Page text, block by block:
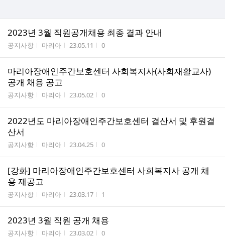
2023년 3월 직원공개채용 최종 결과 안내
게시판명
공지사항 작성자
마리아 작성시간
23.05.11 조회수
0
마리아장애인주간보호센터 사회복지사(사회재활교사)
공개 채용 공고
게시판명
공지사항 작성자
마리아 작성시간
23.05.02 조회수
0
2022년도 마리아장애인주간보호센터 결산서 및 후원결
산서
게시판명
공지사항 작성자
마리아 작성시간
23.04.25 조회수
0
[강화] 마리아장애인주간보호센터 사회복지사 공개 채
용 재공고
게시판명
공지사항 작성자
마리아 작성시간
23.03.17 조회수
1
2023년 3월 직원 공개 채용
게시판명
공지사항 작성자
마리아 작성시간
23.03.02 조회수
0